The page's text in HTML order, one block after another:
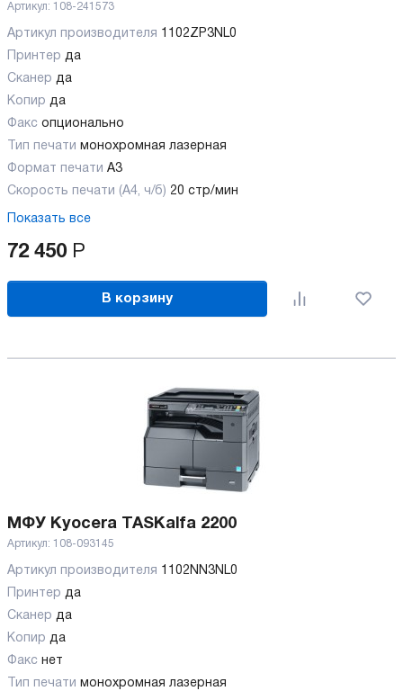
Артикул: 108-241573
Артикул производителя
1102ZP3NL0
Принтер да
Сканер да
Копир да
Факс опционально
Тип печати
монохромная лазерная
Формат печати A3
Скорость печати (А4, ч/б) 20 стр/мин
Показать все
72 450 Р
В корзину
МФУ Kyocera TASKalfa 2200
Артикул: 108-093145
Артикул производителя
1102NN3NL0
Принтер да
Сканер да
Копир да
Факс нет
Тип печати
монохромная лазерная